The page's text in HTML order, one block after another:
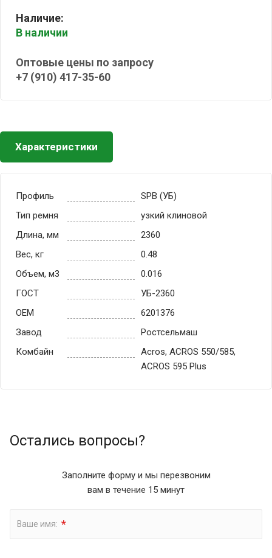
Наличие:
В наличии
Оптовые цены по запросу
+7 (910) 417-35-60
Характеристики
Профиль
SPB (УБ)
Тип ремня
узкий клиновой
Длина, мм
2360
Вес, кг
0.48
Объем, м3
0.016
ГОСТ
УБ-2360
OEM
6201376
Завод
Ростсельмаш
Комбайн
Acros, ACROS 550/585,
ACROS 595 Plus
Остались вопросы?
Заполните форму и мы перезвоним
вам в течение 15 минут
Ваше имя: *